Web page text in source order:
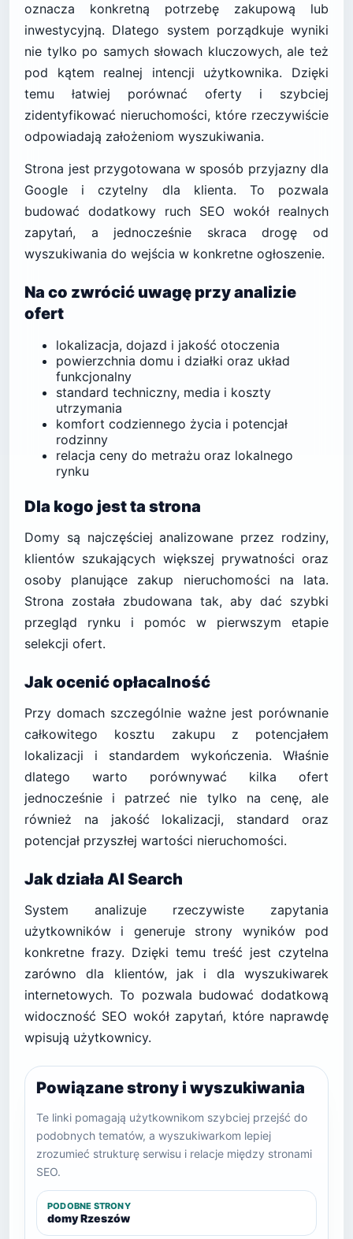
oznacza konkretną potrzebę zakupową lub
inwestycyjną. Dlatego system porządkuje wyniki
nie tylko po samych słowach kluczowych, ale też
pod kątem realnej intencji użytkownika. Dzięki
temu łatwiej porównać oferty i szybciej
zidentyfikować nieruchomości, które rzeczywiście
odpowiadają założeniom wyszukiwania.
Strona jest przygotowana w sposób przyjazny dla
Google i czytelny dla klienta. To pozwala
budować dodatkowy ruch SEO wokół realnych
zapytań, a jednocześnie skraca drogę od
wyszukiwania do wejścia w konkretne ogłoszenie.
Na co zwrócić uwagę przy analizie
ofert
lokalizacja, dojazd i jakość otoczenia
powierzchnia domu i działki oraz układ
funkcjonalny
standard techniczny, media i koszty
utrzymania
komfort codziennego życia i potencjał
rodzinny
relacja ceny do metrażu oraz lokalnego
rynku
Dla kogo jest ta strona
Domy są najczęściej analizowane przez rodziny,
klientów szukających większej prywatności oraz
osoby planujące zakup nieruchomości na lata.
Strona została zbudowana tak, aby dać szybki
przegląd rynku i pomóc w pierwszym etapie
selekcji ofert.
Jak ocenić opłacalność
Przy domach szczególnie ważne jest porównanie
całkowitego kosztu zakupu z potencjałem
lokalizacji i standardem wykończenia. Właśnie
dlatego warto porównywać kilka ofert
jednocześnie i patrzeć nie tylko na cenę, ale
również na jakość lokalizacji, standard oraz
potencjał przyszłej wartości nieruchomości.
Jak działa AI Search
System analizuje rzeczywiste zapytania
użytkowników i generuje strony wyników pod
konkretne frazy. Dzięki temu treść jest czytelna
zarówno dla klientów, jak i dla wyszukiwarek
internetowych. To pozwala budować dodatkową
widoczność SEO wokół zapytań, które naprawdę
wpisują użytkownicy.
Powiązane strony i wyszukiwania
Te linki pomagają użytkownikom szybciej przejść do
podobnych tematów, a wyszukiwarkom lepiej
zrozumieć strukturę serwisu i relacje między stronami
SEO.
PODOBNE STRONY
domy Rzeszów